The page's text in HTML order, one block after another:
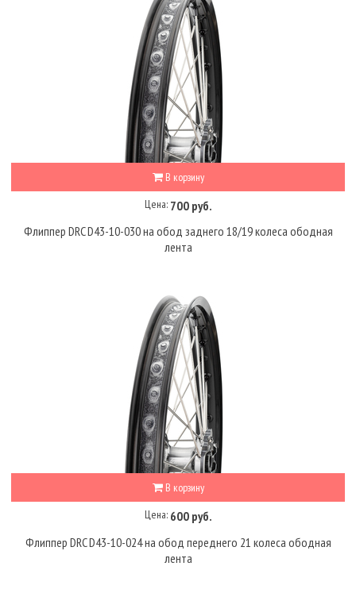
В корзину
Цена: 700 руб.
Флиппер DRC D43-10-030 на обод заднего 18/19 колеса ободная
лента
В корзину
Цена: 600 руб.
Флиппер DRC D43-10-024 на обод переднего 21 колеса ободная
лента